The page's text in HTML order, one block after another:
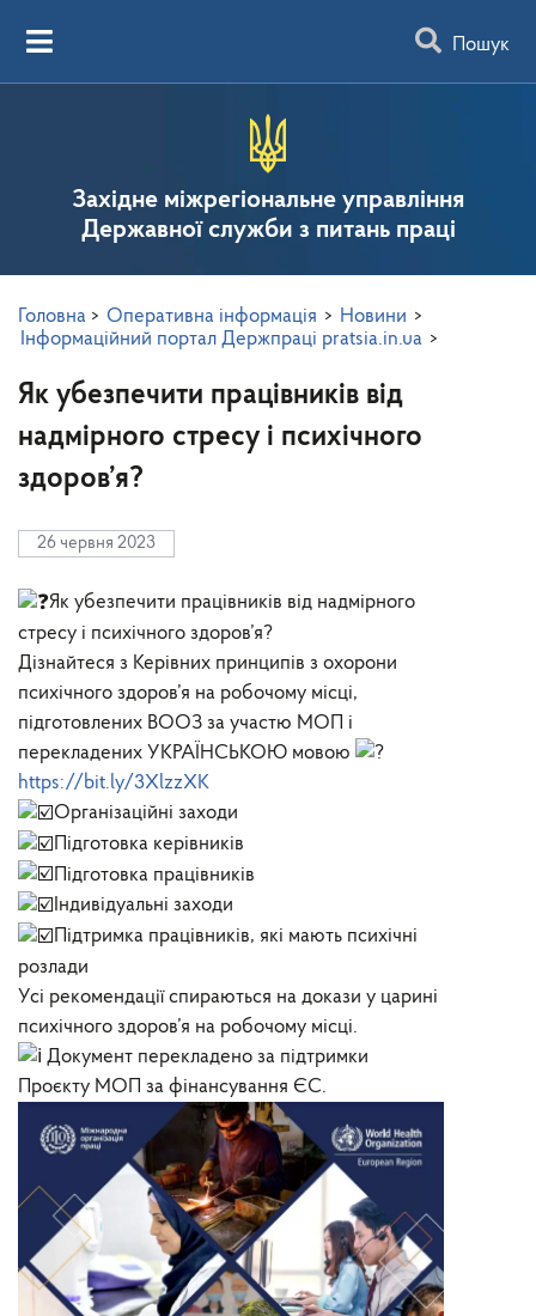
Пошук
Західне міжрегіональне управління
Державної служби з питань праці
Головна > Оперативна інформація > Новини >
Інформаційний портал Держпраці pratsia.in.ua >
Як убезпечити працівників від
надмірного стресу і психічного
здоров’я?
26 червня 2023
Як убезпечити працівників від надмірного
стресу і психічного здоров’я?
Дізнайтеся з Керівних принципів з охорони
психічного здоров’я на робочому місці,
підготовлених ВООЗ за участю МОП і
перекладених УКРАЇНСЬКОЮ мовою
https://bit.ly/3XlzzXK
Організаційні заходи
Підготовка керівників
Підготовка працівників
Індивідуальні заходи
Підтримка працівників, які мають психічні
розлади
Усі рекомендації спираються на докази у царині
психічного здоров’я на робочому місці.
Документ перекладено за підтримки
Проєкту МОП за фінансування ЄС.